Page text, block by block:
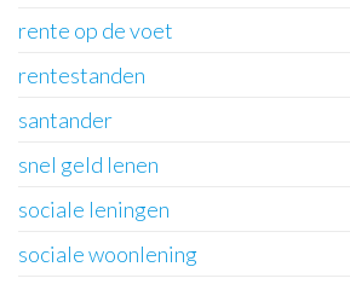
rente op de voet
rentestanden
santander
snel geld lenen
sociale leningen
sociale woonlening